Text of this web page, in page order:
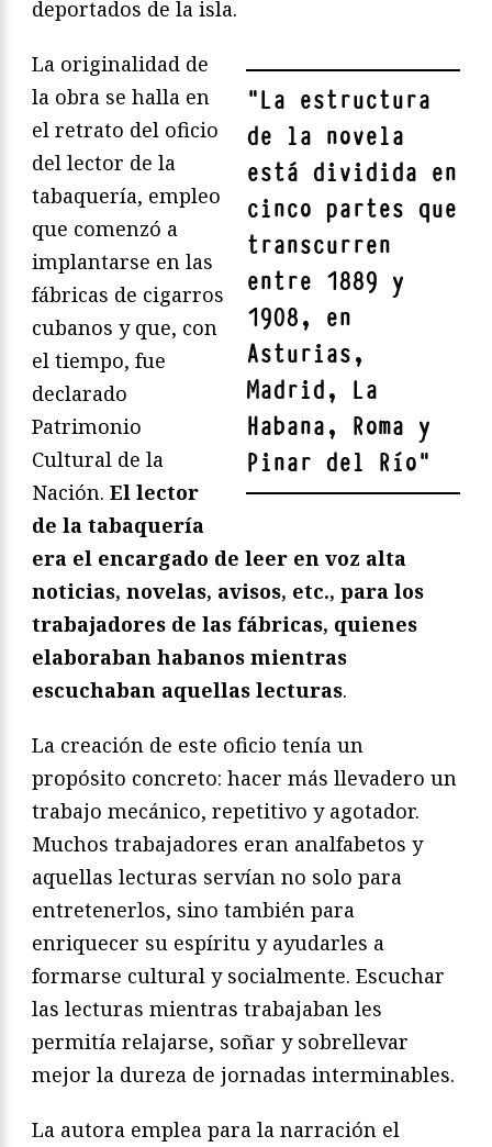
deportados de la isla.
"La estructura
de la novela
está dividida en
cinco partes que
transcurren
entre 1889 y
1908, en
Asturias,
Madrid, La
Habana, Roma y
Pinar del Río"
La originalidad de
la obra se halla en
el retrato del oficio
del lector de la
tabaquería, empleo
que comenzó a
implantarse en las
fábricas de cigarros
cubanos y que, con
el tiempo, fue
declarado
Patrimonio
Cultural de la
Nación. El lector
de la tabaquería
era el encargado de leer en voz alta
noticias, novelas, avisos, etc., para los
trabajadores de las fábricas, quienes
elaboraban habanos mientras
escuchaban aquellas lecturas.
La creación de este oficio tenía un
propósito concreto: hacer más llevadero un
trabajo mecánico, repetitivo y agotador.
Muchos trabajadores eran analfabetos y
aquellas lecturas servían no solo para
entretenerlos, sino también para
enriquecer su espíritu y ayudarles a
formarse cultural y socialmente. Escuchar
las lecturas mientras trabajaban les
permitía relajarse, soñar y sobrellevar
mejor la dureza de jornadas interminables.
La autora emplea para la narración el